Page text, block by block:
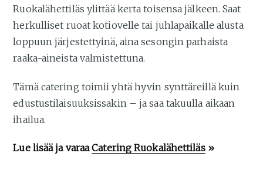
Ruokalähettiläs ylittää kerta toisensa jälkeen. Saat
herkulliset ruoat kotiovelle tai juhlapaikalle alusta
loppuun järjestettyinä, aina sesongin parhaista
raaka-aineista valmistettuna.
Tämä catering toimii yhtä hyvin synttäreillä kuin
edustustilaisuuksissakin – ja saa takuulla aikaan
ihailua.
Lue lisää ja varaaCatering Ruokalähettiläs»